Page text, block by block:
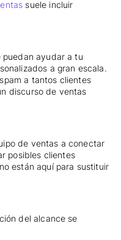
suele incluir
puedan ayudar a tu
a gran escala.
a tantos clientes
discurso de ventas
de ventas a conectar
posibles clientes
están aquí para sustituir
del alcance se